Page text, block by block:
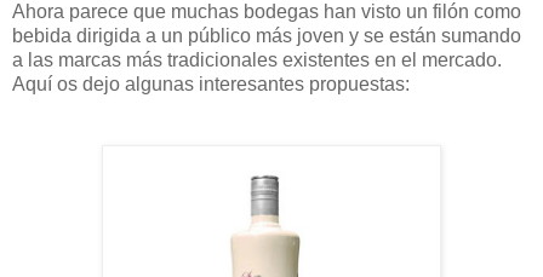
Ahora parece que muchas bodegas han visto un filón como
bebida dirigida a un público más joven y se están sumando
a las marcas más tradicionales existentes en el mercado.
Aquí os dejo algunas interesantes propuestas: